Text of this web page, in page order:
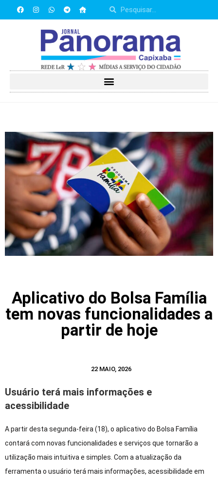
Aplicativo do Bolsa Família
tem novas funcionalidades a
partir de hoje
22 MAIO, 2026
Usuário terá mais informações e
acessibilidade
A partir desta segunda-feira (18), o aplicativo do Bolsa Família
contará com novas funcionalidades e serviços que tornarão a
utilização mais intuitiva e simples. Com a atualização da
ferramenta o usuário terá mais informações, acessibilidade em